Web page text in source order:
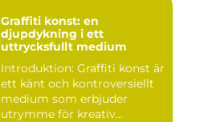
Graffiti konst: en
djupdykning i ett
uttrycksfullt medium
Introduktion: Graffiti konst är
ett känt och kontroversiellt
medium som erbjuder
utrymme för kreativ...